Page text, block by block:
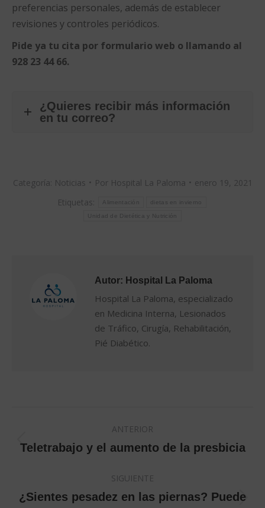
preferencias personales, además de establecer
revisiones y controles periódicos.
Pide ya tu cita por formulario web o llamando al
928 23 44 66.
¿Quieres recibir más información
en tu correo?
Categoría: Noticias Por Hospital La Paloma
enero 19, 2021
Etiquetas:
Alimentación dietas en invierno
Unidad de Dietética y Nutrición
Autor: Hospital La Paloma
Hospital La Paloma, especializado
en Medicina Interna, Lesionados
de Tráfico, Cirugía, Rehabilitación,
Pié Diabético.
entre
publicaciones
ANTERIOR
Publicación
Teletrabajo y el aumento de la presbicia
SIGUIENTE
Publicación
¿Sientes pesadez en las piernas? Puede